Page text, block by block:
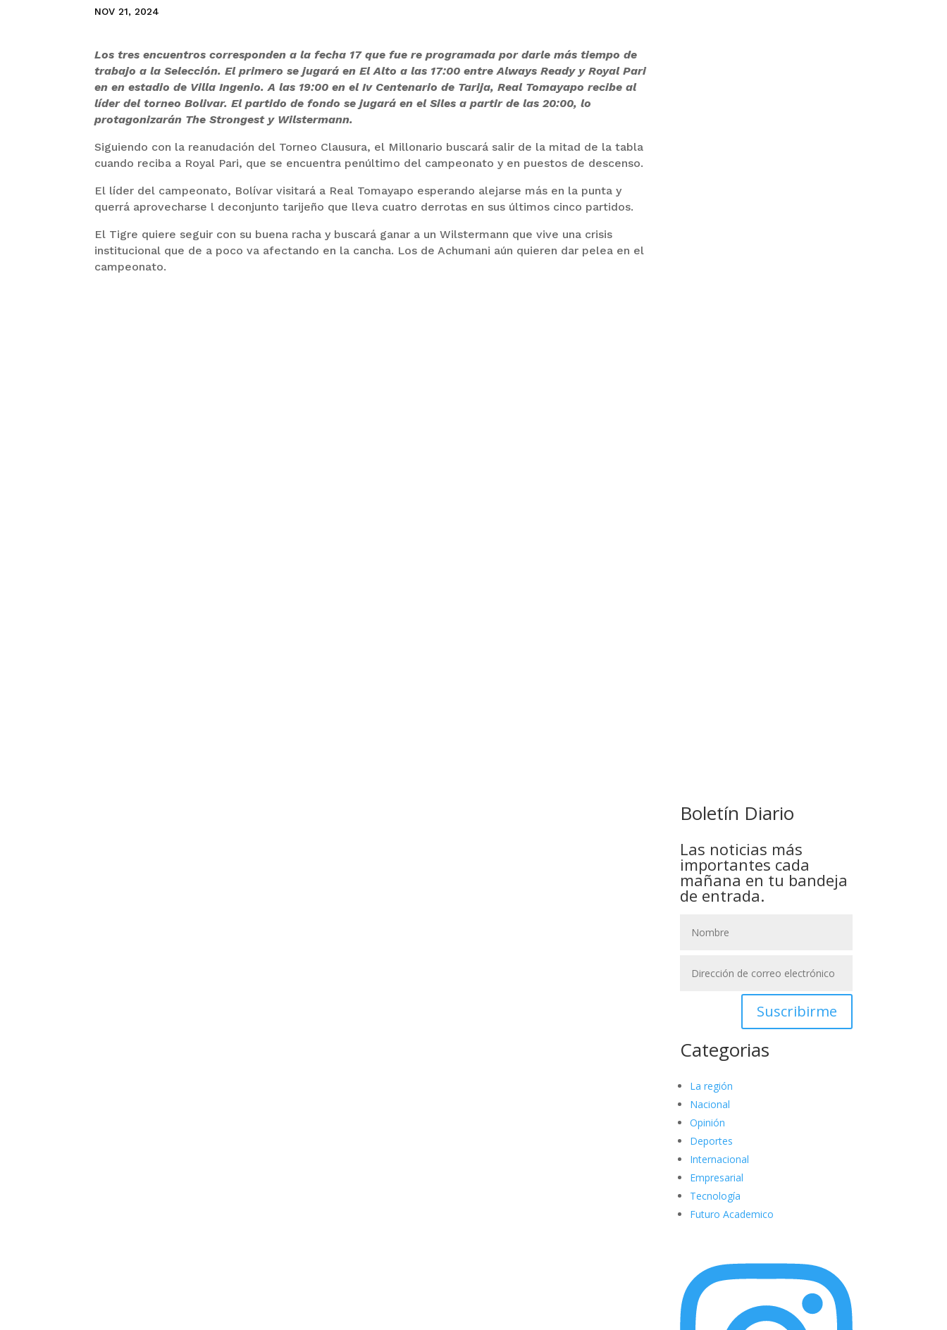
NOV 21, 2024
Los tres encuentros corresponden a la fecha 17 que fue re programada por darle más tiempo de
trabajo a la Selección. El primero se jugará en El Alto a las 17:00 entre Always Ready y Royal Pari
en en estadio de Villa Ingenio. A las 19:00 en el Iv Centenario de Tarija, Real Tomayapo recibe al
líder del torneo Bolivar. El partido de fondo se jugará en el Siles a partir de las 20:00, lo
protagonizarán The Strongest y Wilstermann.
Siguiendo con la reanudación del Torneo Clausura, el Millonario buscará salir de la mitad de la tabla
cuando reciba a Royal Pari, que se encuentra penúltimo del campeonato y en puestos de descenso.
El líder del campeonato, Bolívar visitará a Real Tomayapo esperando alejarse más en la punta y
querrá aprovecharse l deconjunto tarijeño que lleva cuatro derrotas en sus últimos cinco partidos.
El Tigre quiere seguir con su buena racha y buscará ganar a un Wilstermann que vive una crisis
institucional que de a poco va afectando en la cancha. Los de Achumani aún quieren dar pelea en el
campeonato.
Boletín Diario
Las noticias más
importantes cada
mañana en tu bandeja
de entrada.
Suscribirme
Categorias
La región
Nacional
Opinión
Deportes
Internacional
Empresarial
Tecnología
Futuro Academico